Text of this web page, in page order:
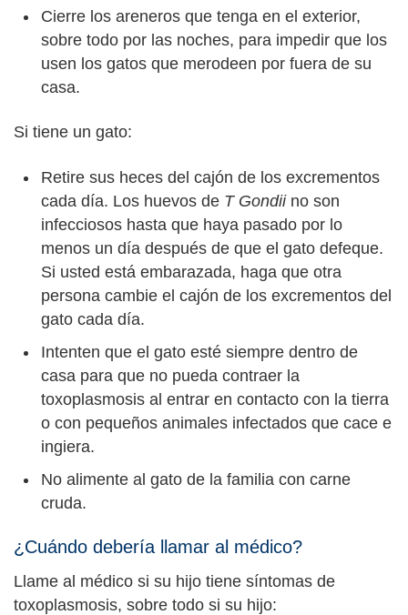
Cierre los areneros que tenga en el exterior,
sobre todo por las noches, para impedir que los
usen los gatos que merodeen por fuera de su
casa.
Si tiene un gato:
Retire sus heces del cajón de los excrementos
cada día. Los huevos de T Gondiino son
infecciosos hasta que haya pasado por lo
menos un día después de que el gato defeque.
Si usted está embarazada, haga que otra
persona cambie el cajón de los excrementos del
gato cada día.
Intenten que el gato esté siempre dentro de
casa para que no pueda contraer la
toxoplasmosis al entrar en contacto con la tierra
o con pequeños animales infectados que cace e
ingiera.
No alimente al gato de la familia con carne
cruda.
¿Cuándo debería llamar al médico?
Llame al médico si su hijo tiene síntomas de
toxoplasmosis, sobre todo si su hijo: